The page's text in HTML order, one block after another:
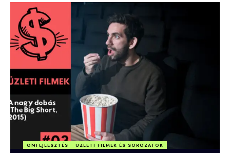
ÖNFEJLESZTÉS ÜZLETI FILMEK ÉS SOROZATOK